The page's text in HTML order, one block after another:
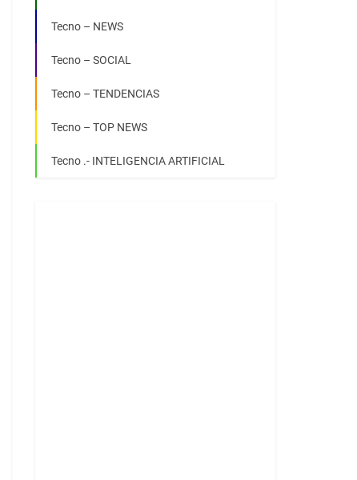
Tecno – NEWS
Tecno – SOCIAL
Tecno – TENDENCIAS
Tecno – TOP NEWS
Tecno .- INTELIGENCIA ARTIFICIAL